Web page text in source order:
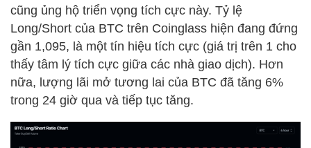
cũng ủng hộ triển vọng tích cực này. Tỷ lệ
Long/Short của BTC trên Coinglass hiện đang đứng
gần 1,095, là một tín hiệu tích cực (giá trị trên 1 cho
thấy tâm lý tích cực giữa các nhà giao dịch). Hơn
nữa, lượng lãi mở tương lai của BTC đã tăng 6%
trong 24 giờ qua và tiếp tục tăng.